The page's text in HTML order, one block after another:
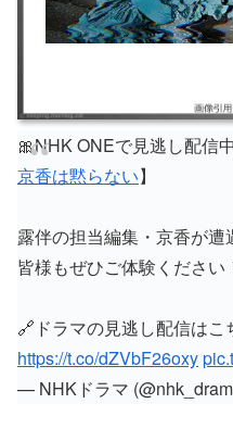
🎀NHK ONEで見逃し配信
京香は黙らない】
露伴の担当編集・京香が遭
皆様もぜひご体験ください
🔗ドラマの見逃し配信はこ
https://t.co/dZVbF26oxy
— NHKドラマ